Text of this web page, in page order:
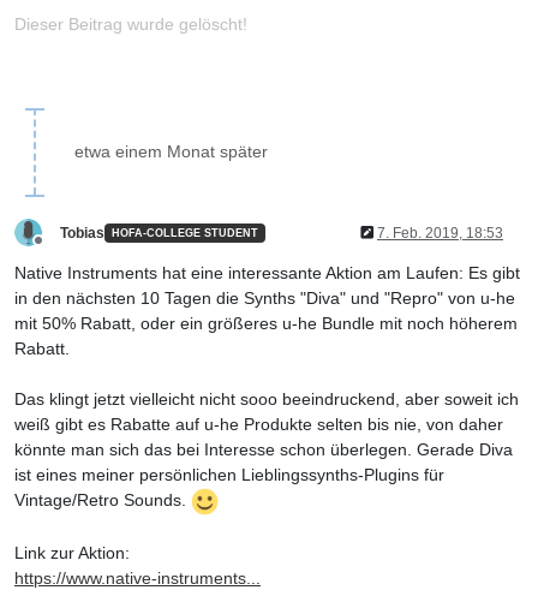
Dieser Beitrag wurde gelöscht!
etwa einem Monat später
Tobias HOFA-COLLEGE STUDENT 7. Feb. 2019, 18:53
Native Instruments hat eine interessante Aktion am Laufen: Es gibt
in den nächsten 10 Tagen die Synths "Diva" und "Repro" von u-he
mit 50% Rabatt, oder ein größeres u-he Bundle mit noch höherem
Rabatt.
Das klingt jetzt vielleicht nicht sooo beeindruckend, aber soweit ich
weiß gibt es Rabatte auf u-he Produkte selten bis nie, von daher
könnte man sich das bei Interesse schon überlegen. Gerade Diva
ist eines meiner persönlichen Lieblingssynths-Plugins für
Vintage/Retro Sounds.
Link zur Aktion:
https://www.native-instruments...